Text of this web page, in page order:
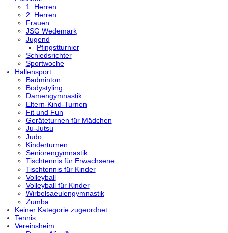
1. Herren
2. Herren
Frauen
JSG Wedemark
Jugend
Pfingstturnier
Schiedsrichter
Sportwoche
Hallensport
Badminton
Bodystyling
Damengymnastik
Eltern-Kind-Turnen
Fit und Fun
Geräteturnen für Mädchen
Ju-Jutsu
Judo
Kinderturnen
Seniorengymnastik
Tischtennis für Erwachsene
Tischtennis für Kinder
Volleyball
Volleyball für Kinder
Wirbelsaeulengymnastik
Zumba
Keiner Kategorie zugeordnet
Tennis
Vereinsheim